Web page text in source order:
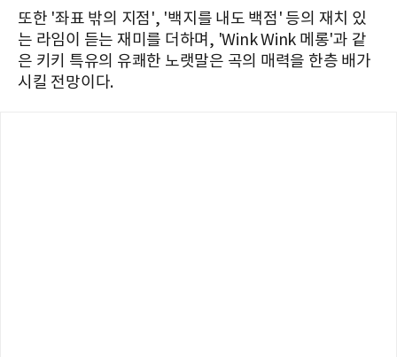
또한 '좌표 밖의 지점', '백지를 내도 백점' 등의 재치 있
는 라임이 듣는 재미를 더하며, 'Wink Wink 메롱'과 같
은 키키 특유의 유쾌한 노랫말은 곡의 매력을 한층 배가
시킬 전망이다.